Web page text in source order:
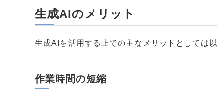
生成AIのメリット
生成AIを活用する上での主なメリットとしては
作業時間の短縮